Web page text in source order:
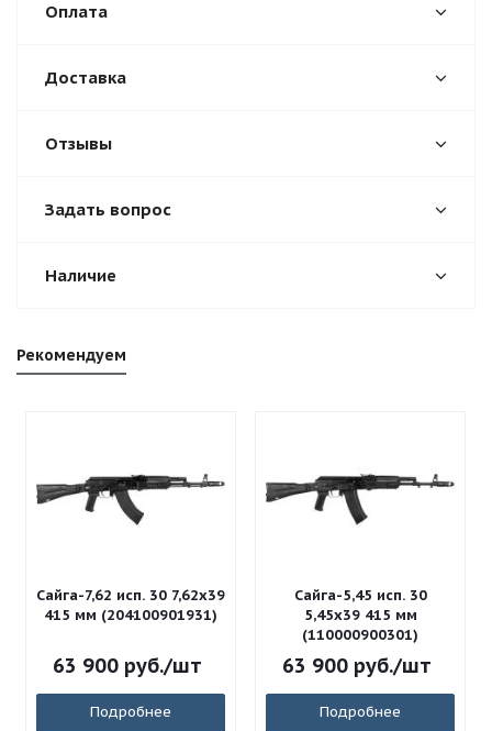
Оплата
Доставка
Отзывы
Задать вопрос
Наличие
Рекомендуем
Сайга-7,62 исп. 30 7,62x39
415 мм (204100901931)
63 900руб./шт
Подробнее
Сайга-5,45 исп. 30
5,45x39 415 мм
(110000900301)
63 900руб./шт
Подробнее